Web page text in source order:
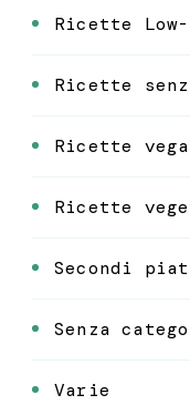
Ricette
Ricette
Ricette
Ricette
Secondi
Senza
Varie